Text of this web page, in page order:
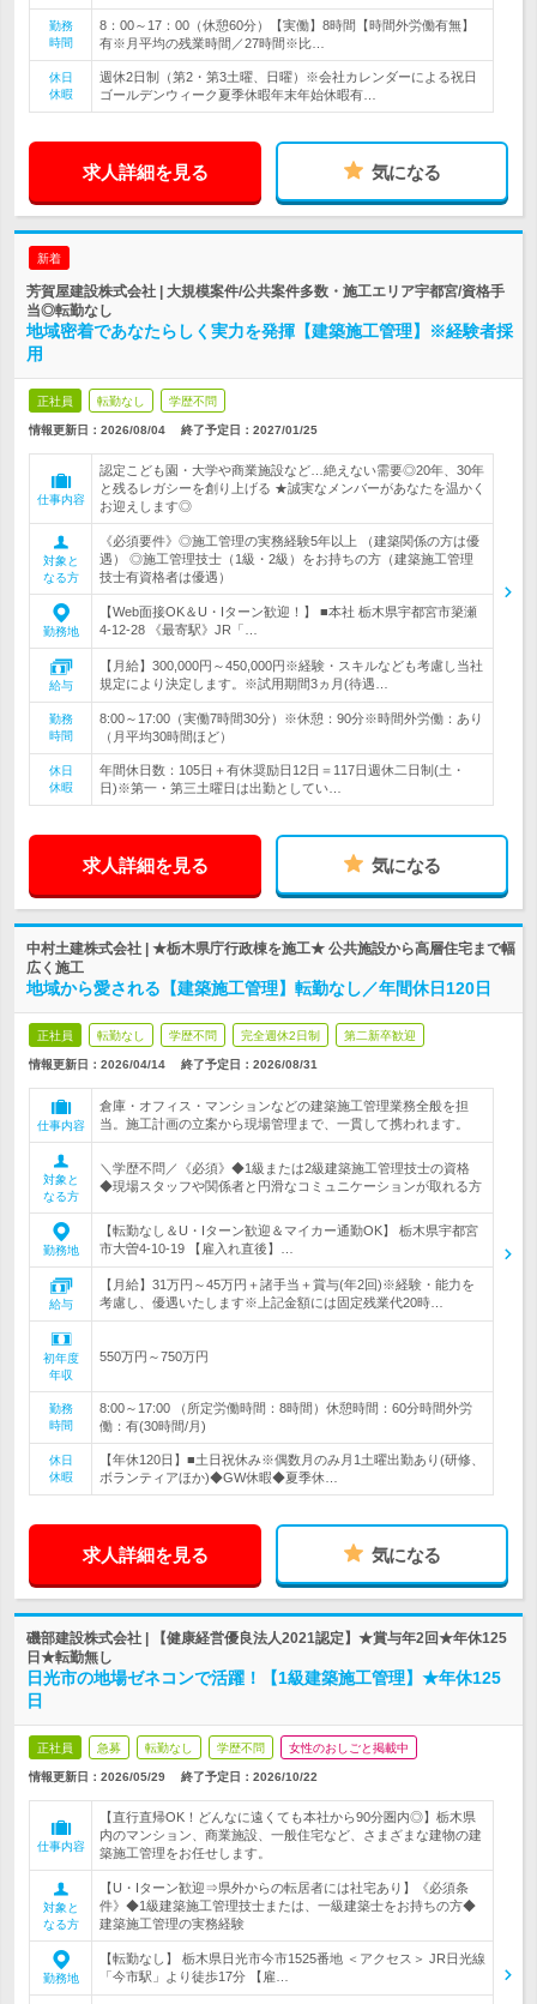
勤務
時間
8：00～17：00（休憩60分）【実働】8時間【時間外労働有無】
有※月平均の残業時間／27時間※比…
休日
休暇
週休2日制（第2・第3土曜、日曜）※会社カレンダーによる祝日
ゴールデンウィーク夏季休暇年末年始休暇有…
求人詳細を見る 気になる
新着
芳賀屋建設株式会社 | 大規模案件/公共案件多数・施工エリア宇都宮/資格手
当◎転勤なし
地域密着であなたらしく実力を発揮【建築施工管理】※経験者採
用
正社員 転勤なし 学歴不問
情報更新日：2026/08/04 終了予定日： 2027/01/25
仕事内容
認定こども園・大学や商業施設など…絶えない需要◎20年、30年
と残るレガシーを創り上げる ★誠実なメンバーがあなたを温かく
お迎えします◎
対象と
なる方
《必須要件》◎施工管理の実務経験5年以上 （建築関係の方は優
遇） ◎施工管理技士（1級・2級）をお持ちの方（建築施工管理
技士有資格者は優遇）
勤務地
【Web面接OK＆U・Iターン歓迎！】 ■本社 栃木県宇都宮市簗瀬
4-12-28 《最寄駅》JR「…
給与
【月給】300,000円～450,000円※経験・スキルなども考慮し当社
規定により決定します。※試用期間3ヵ月(待遇…
勤務
時間
8:00～17:00（実働7時間30分）※休憩：90分※時間外労働：あり
（月平均30時間ほど）
休日
休暇
年間休日数：105日＋有休奨励日12日＝117日週休二日制(土・
日)※第一・第三土曜日は出勤としてい…
求人詳細を見る 気になる
中村土建株式会社 | ★栃木県庁行政棟を施工★ 公共施設から高層住宅まで幅
広く施工
地域から愛される【建築施工管理】転勤なし／年間休日120日
正社員 転勤なし 学歴不問 完全週休2日制 第二新卒歓迎
情報更新日：2026/04/14 終了予定日： 2026/08/31
仕事内容
倉庫・オフィス・マンションなどの建築施工管理業務全般を担
当。施工計画の立案から現場管理まで、一貫して携われます。
対象と
なる方
＼学歴不問／《必須》◆1級または2級建築施工管理技士の資格
◆現場スタッフや関係者と円滑なコミュニケーションが取れる方
勤務地
【転勤なし＆U・Iターン歓迎＆マイカー通勤OK】 栃木県宇都宮
市大曽4-10-19 【雇入れ直後】…
給与
【月給】31万円～45万円＋諸手当＋賞与(年2回)※経験・能力を
考慮し、優遇いたします※上記金額には固定残業代20時…
初年度
年収
550万円～750万円
勤務
時間
8:00～17:00 （所定労働時間：8時間）休憩時間：60分時間外労
働：有(30時間/月)
休日
休暇
【年休120日】■土日祝休み※偶数月のみ月1土曜出勤あり(研修、
ボランティアほか)◆GW休暇◆夏季休…
求人詳細を見る 気になる
磯部建設株式会社 | 【健康経営優良法人2021認定】★賞与年2回★年休125
日★転勤無し
日光市の地場ゼネコンで活躍！【1級建築施工管理】★年休125
日
正社員 急募 転勤なし 学歴不問 女性のおしごと掲載中
情報更新日：2026/05/29 終了予定日： 2026/10/22
仕事内容
【直行直帰OK！どんなに遠くても本社から90分圏内◎】栃木県
内のマンション、商業施設、一般住宅など、さまざまな建物の建
築施工管理をお任せします。
対象と
なる方
【U・Iターン歓迎⇒県外からの転居者には社宅あり】《必須条
件》◆1級建築施工管理技士または、一級建築士をお持ちの方◆
建築施工管理の実務経験
勤務地
【転勤なし】 栃木県日光市今市1525番地 ＜アクセス＞ JR日光線
「今市駅」より徒歩17分 【雇…